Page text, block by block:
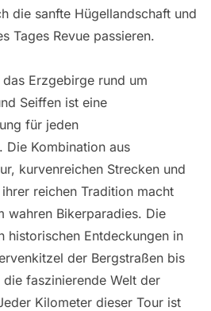
die sanfte Hügellandschaft und
Tages Revue passieren.
Erzgebirge rund um
Seiffen ist eine
für jeden
Die Kombination aus
kurvenreichen Strecken und
reichen Tradition macht
wahren Bikerparadies. Die
historischen Entdeckungen in
der Bergstraßen bis
die faszinierende Welt der
Kilometer dieser Tour ist